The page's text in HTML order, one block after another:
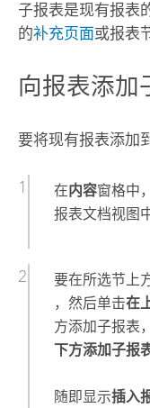
子报表是现有报表
的补充页面或报表
向报表添加
要将现有报表添加
在内容窗格中
报表文档视图
要在所选节上
，然后单击在
方添加子报表
下方添加子报
随即显示插入